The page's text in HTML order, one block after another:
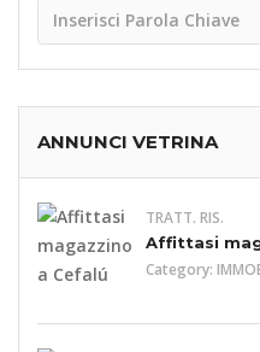
ANNUNCI VETRINA
TRATT. RIS.
Affittasi
Category: